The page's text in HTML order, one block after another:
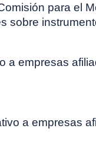
para el
sobre
a empresas
a empresas